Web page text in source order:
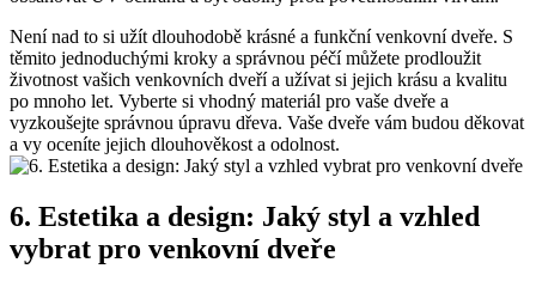
Není nad to si užít dlouhodobě krásné a funkční venkovní dveře. S
těmito jednoduchými kroky a správnou péčí můžete prodloužit
životnost vašich venkovních dveří a užívat si jejich krásu a kvalitu
po mnoho let. Vyberte si vhodný materiál pro vaše dveře a
vyzkoušejte správnou úpravu dřeva. Vaše dveře vám budou děkovat
a vy oceníte jejich dlouhověkost a odolnost.
6. Estetika a design: Jaký styl a vzhled
vybrat pro venkovní dveře